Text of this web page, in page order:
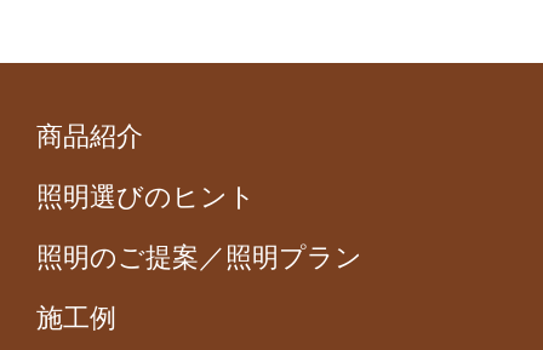
商品紹介
照明選びのヒント
照明のご提案／照明プラン
施工例